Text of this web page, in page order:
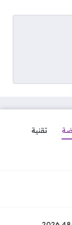
تقنية